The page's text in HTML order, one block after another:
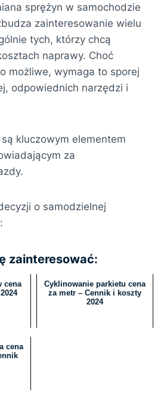
sprężyn w samochodzie
zainteresowanie wielu
tych, którzy chcą
naprawy. Choć
możliwe, wymaga to sporej
odpowiednich narzędzi i
kluczowym elementem
za
o samodzielnej
zainteresować:
cena
Cyklinowanie parkietu cena
za metr – Cennik i koszty
2024
cena